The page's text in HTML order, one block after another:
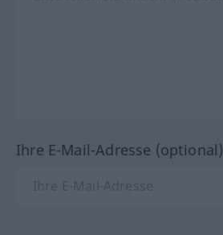
Ihre E-Mail-Adresse (optional)